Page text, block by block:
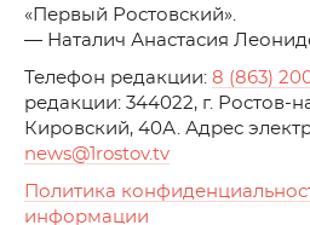
«Первый Ростовский».
— Наталич Анастасия
Телефон редакции: 8 (863)
редакции: 344022, г.
Кировский, 40А. Адрес
news@1rostov.tv
Политика
информации